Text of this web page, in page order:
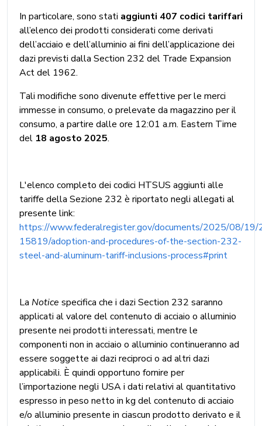
In particolare, sono stati aggiunti 407 codici tariffari
all’elenco dei prodotti considerati come derivati
dell’acciaio e dell’alluminio ai fini dell’applicazione dei
dazi previsti dalla Section 232 del Trade Expansion
Act del 1962.
Tali modifiche sono divenute effettive per le merci
immesse in consumo, o prelevate da magazzino per il
consumo, a partire dalle ore 12:01 a.m. Eastern Time
del 18 agosto 2025.
L'elenco completo dei codici HTSUS aggiunti alle
tariffe della Sezione 232 è riportato negli allegati al
presente link:
https://www.federalregister.gov/documents/2025/08/
15819/adoption-and-procedures-of-the-section-232-
steel-and-aluminum-tariff-inclusions-process#print
La Notice specifica che i dazi Section 232 saranno
applicati al valore del contenuto di acciaio o alluminio
presente nei prodotti interessati, mentre le
componenti non in acciaio o alluminio continueranno ad
essere soggette ai dazi reciproci o ad altri dazi
applicabili. È quindi opportuno fornire per
l’importazione negli USA i dati relativi al quantitativo
espresso in peso netto in kg del contenuto di acciaio
e/o alluminio presente in ciascun prodotto derivato e il